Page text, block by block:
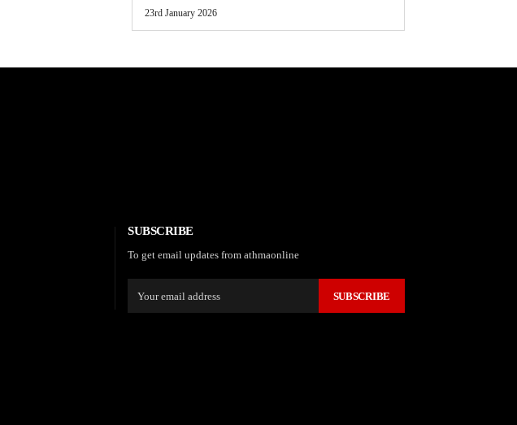
23rd January 2026
SUBSCRIBE
To get email updates from athmaonline
SUBSCRIBE